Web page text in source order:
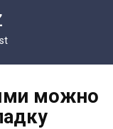
можно